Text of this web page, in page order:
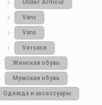
Under Armour
Vans
Vans
Versace
Женская обувь
Мужская обувь
Одежда и аксессуары